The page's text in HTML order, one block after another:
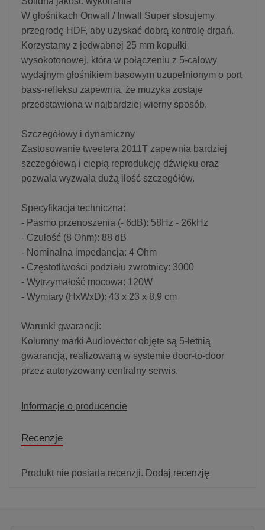
W głośnikach Onwall / Inwall Super stosujemy
przegrodę HDF, aby uzyskać dobrą kontrolę drgań.
Korzystamy z jedwabnej 25 mm kopułki
wysokotonowej, która w połączeniu z 5-calowy
wydajnym głośnikiem basowym uzupełnionym o port
bass-refleksu zapewnia, że muzyka zostaje
przedstawiona w najbardziej wierny sposób.
Szczegółowy i dynamiczny
Zastosowanie tweetera 2011T zapewnia bardziej
szczegółową i ciepłą reprodukcję dźwięku oraz
pozwala wyzwala dużą ilość szczegółów.
Specyfikacja techniczna:
- Pasmo przenoszenia (- 6dB): 58Hz - 26kHz
- Czułość (8 Ohm): 88 dB
- Nominalna impedancja: 4 Ohm
- Częstotliwości podziału zwrotnicy: 3000
- Wytrzymałość mocowa: 120W
- Wymiary (HxWxD): 43 x 23 x 8,9 cm
Warunki gwarancji:
Kolumny marki Audiovector objęte są 5-letnią
gwarancją, realizowaną w systemie door-to-door
przez autoryzowany centralny serwis.
Informacje o producencie
Recenzje
Produkt nie posiada recenzji. Dodaj recenzję